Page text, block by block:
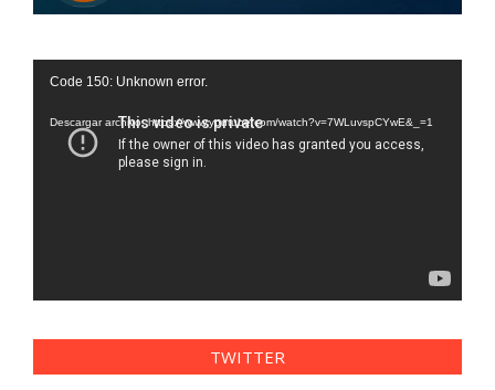
Reproductor
vídeo
Code 150: Unknown error.
Descargar archivo: https://www.youtube.com/watch?v=7WLuvspCYwE&_=1
TWITTER